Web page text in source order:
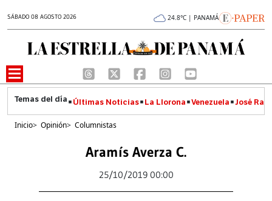
SÁBADO 08 AGOSTO 2026 24.8°C | PANAMÁ
Últimas Noticias La Llorona Venezuela José
Inicio> Opinión> Columnistas
Aramís Averza C.
25/10/2019 00:00